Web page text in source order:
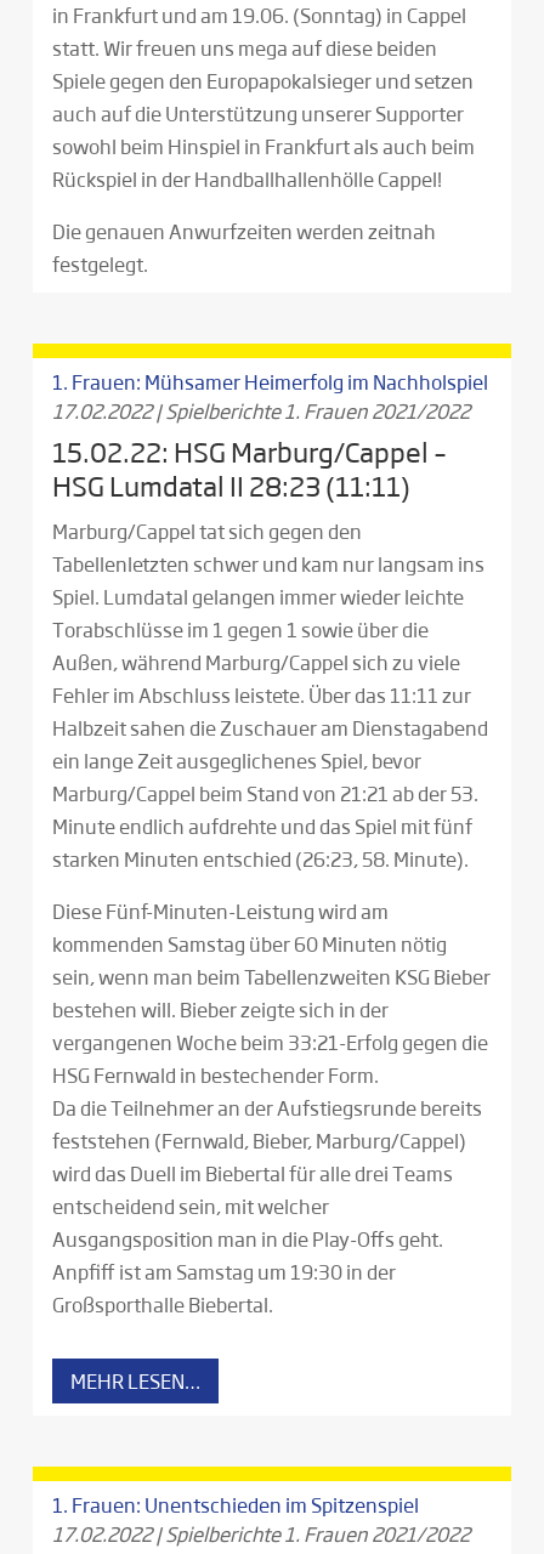
in Frankfurt und am 19.06. (Sonntag) in Cappel
statt. Wir freuen uns mega auf diese beiden
Spiele gegen den Europapokalsieger und setzen
auch auf die Unterstützung unserer Supporter
sowohl beim Hinspiel in Frankfurt als auch beim
Rückspiel in der Handballhallenhölle Cappel!
Die genauen Anwurfzeiten werden zeitnah
festgelegt.
1. Frauen: Mühsamer Heimerfolg im Nachholspiel
17.02.2022|Spielberichte 1. Frauen 2021/2022
15.02.22: HSG Marburg/Cappel –
HSG Lumdatal II 28:23 (11:11)
Marburg/Cappel tat sich gegen den
Tabellenletzten schwer und kam nur langsam ins
Spiel. Lumdatal gelangen immer wieder leichte
Torabschlüsse im 1 gegen 1 sowie über die
Außen, während Marburg/Cappel sich zu viele
Fehler im Abschluss leistete. Über das 11:11 zur
Halbzeit sahen die Zuschauer am Dienstagabend
ein lange Zeit ausgeglichenes Spiel, bevor
Marburg/Cappel beim Stand von 21:21 ab der 53.
Minute endlich aufdrehte und das Spiel mit fünf
starken Minuten entschied (26:23, 58. Minute).
Diese Fünf-Minuten-Leistung wird am
kommenden Samstag über 60 Minuten nötig
sein, wenn man beim Tabellenzweiten KSG Bieber
bestehen will. Bieber zeigte sich in der
vergangenen Woche beim 33:21-Erfolg gegen die
HSG Fernwald in bestechender Form.
Da die Teilnehmer an der Aufstiegsrunde bereits
feststehen (Fernwald, Bieber, Marburg/Cappel)
wird das Duell im Biebertal für alle drei Teams
entscheidend sein, mit welcher
Ausgangsposition man in die Play-Offs geht.
Anpfiff ist am Samstag um 19:30 in der
Großsporthalle Biebertal.
MEHR LESEN…
1. Frauen: Unentschieden im Spitzenspiel
17.02.2022|Spielberichte 1. Frauen 2021/2022